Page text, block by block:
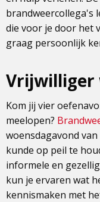
brandweercollega's
die voor je door het
graag persoonlijk
Vrijwilliger
Kom jij vier
meelopen?
woensdagavond
kunde op peil te
informele en
kun je ervaren wat
kennismaken met